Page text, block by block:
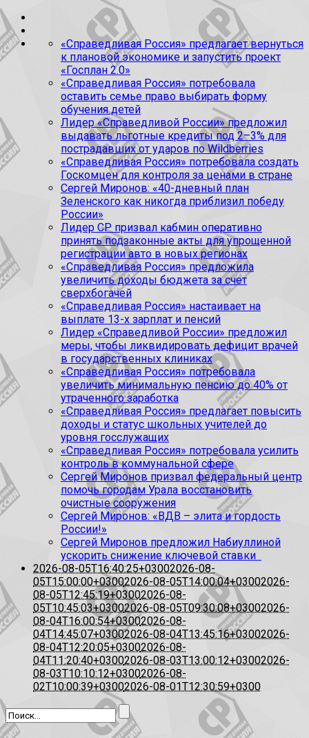
«Справедливая Россия» предлагает вернуться
к плановой экономике и запустить проект
«Госплан 2.0»
«Справедливая Россия» потребовала
оставить семье право выбирать форму
обучения детей
Лидер «Справедливой России» предложил
выдавать льготные кредиты под 2–3% для
пострадавших от ударов по Wildberries
«Справедливая Россия» потребовала создать
Госкомцен для контроля за ценами в стране
Сергей Миронов: «40-дневный план
Зеленского как никогда приблизил победу
России»
Лидер СР призвал кабмин оперативно
принять подзаконные акты для упрощенной
регистрации авто в новых регионах
«Справедливая Россия» предложила
увеличить доходы бюджета за счет
сверхбогачей
«Справедливая Россия» настаивает на
выплате 13-х зарплат и пенсий
Лидер «Справедливой России» предложил
меры, чтобы ликвидировать дефицит врачей
в государственных клиниках
«Справедливая Россия» потребовала
увеличить минимальную пенсию до 40% от
утраченного заработка
«Справедливая Россия» предлагает повысить
доходы и статус школьных учителей до
уровня госслужащих
«Справедливая Россия» потребовала усилить
контроль в коммунальной сфере
Сергей Миронов призвал федеральный центр
помочь городам Урала восстановить
очистные сооружения
Сергей Миронов: «ВДВ – элита и гордость
России!»
Сергей Миронов предложил Набиуллиной
ускорить снижение ключевой ставки
2026-08-05T16:40:25+03002026-08-
05T15:00:00+03002026-08-05T14:00:04+03002026-
08-05T12:45:19+03002026-08-
05T10:45:03+03002026-08-05T09:30:08+03002026-
08-04T16:00:54+03002026-08-
04T14:45:07+03002026-08-04T13:45:16+03002026-
08-04T12:20:05+03002026-08-
04T11:20:40+03002026-08-03T13:00:12+03002026-
08-03T10:10:12+03002026-08-
02T10:00:39+03002026-08-01T12:30:59+0300